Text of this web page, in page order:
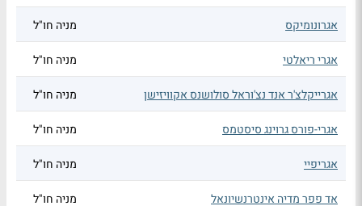
אגרונומיקס מניה חו"ל
אגרי ריאלטי מניה חו"ל
אגרייקלצ'ר אנד נצ'וראל סולושנס אקוויזישן מניה חו"ל
אגרי-פורס גרוינג סיסטמס מניה חו"ל
אגריפיי מניה חו"ל
אד פפר מדיה אינטרנשיונאל מניה חו"ל